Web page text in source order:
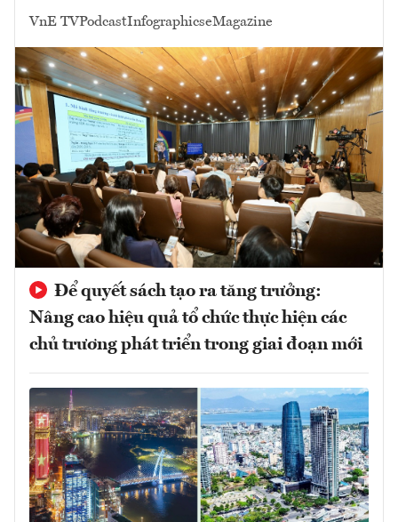
VnE TVPodcastInfographicseMagazine
Để quyết sách tạo ra tăng trưởng:
Nâng cao hiệu quả tổ chức thực hiện các
chủ trương phát triển trong giai đoạn mới